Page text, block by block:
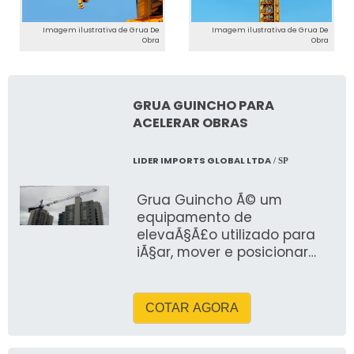
Imagem ilustrativa de Grua De
Obra
Imagem ilustrativa de Grua De
Obra
GRUA GUINCHO PARA
ACELERAR OBRAS
LIDER IMPORTS GLOBAL LTDA/ SP
Grua Guincho Ã© um
equipamento de
elevaÃ§Ã£o utilizado para
iÃ§ar, mover e posicionar
ou locais de manutenÃ§Ã£o.
Combina as
COTAR AGORA